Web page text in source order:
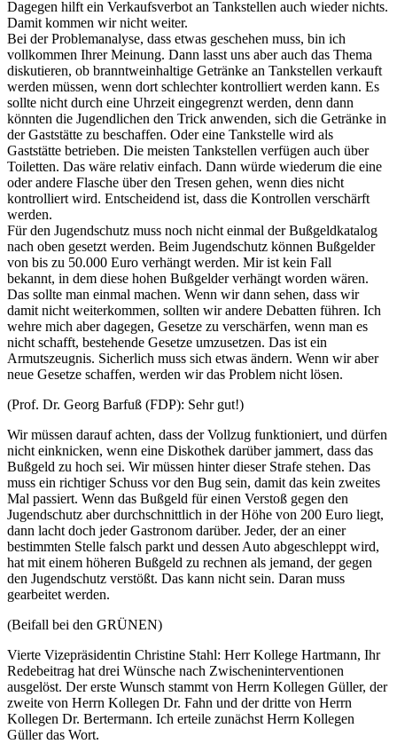
Dagegen hilft ein Verkaufsverbot an Tankstellen auch wieder nichts.
Damit kommen wir nicht weiter.
Bei der Problemanalyse, dass etwas geschehen muss, bin ich
vollkommen Ihrer Meinung. Dann lasst uns aber auch das Thema
diskutieren, ob branntweinhaltige Getränke an Tankstellen verkauft
werden müssen, wenn dort schlechter kontrolliert werden kann. Es
sollte nicht durch eine Uhrzeit eingegrenzt werden, denn dann
könnten die Jugendlichen den Trick anwenden, sich die Getränke in
der Gaststätte zu beschaffen. Oder eine Tankstelle wird als
Gaststätte betrieben. Die meisten Tankstellen verfügen auch über
Toiletten. Das wäre relativ einfach. Dann würde wiederum die eine
oder andere Flasche über den Tresen gehen, wenn dies nicht
kontrolliert wird. Entscheidend ist, dass die Kontrollen verschärft
werden.
Für den Jugendschutz muss noch nicht einmal der Bußgeldkatalog
nach oben gesetzt werden. Beim Jugendschutz können Bußgelder
von bis zu 50.000 Euro verhängt werden. Mir ist kein Fall
bekannt, in dem diese hohen Bußgelder verhängt worden wären.
Das sollte man einmal machen. Wenn wir dann sehen, dass wir
damit nicht weiterkommen, sollten wir andere Debatten führen. Ich
wehre mich aber dagegen, Gesetze zu verschärfen, wenn man es
nicht schafft, bestehende Gesetze umzusetzen. Das ist ein
Armutszeugnis. Sicherlich muss sich etwas ändern. Wenn wir aber
neue Gesetze schaffen, werden wir das Problem nicht lösen.
(Prof. Dr. Georg Barfuß (FDP): Sehr gut!)
Wir müssen darauf achten, dass der Vollzug funktioniert, und dürfen
nicht einknicken, wenn eine Diskothek darüber jammert, dass das
Bußgeld zu hoch sei. Wir müssen hinter dieser Strafe stehen. Das
muss ein richtiger Schuss vor den Bug sein, damit das kein zweites
Mal passiert. Wenn das Bußgeld für einen Verstoß gegen den
Jugendschutz aber durchschnittlich in der Höhe von 200 Euro liegt,
dann lacht doch jeder Gastronom darüber. Jeder, der an einer
bestimmten Stelle falsch parkt und dessen Auto abgeschleppt wird,
hat mit einem höheren Bußgeld zu rechnen als jemand, der gegen
den Jugendschutz verstößt. Das kann nicht sein. Daran muss
gearbeitet werden.
(Beifall bei den GRÜNEN)
Vierte Vizepräsidentin Christine Stahl: Herr Kollege Hartmann, Ihr
Redebeitrag hat drei Wünsche nach Zwischeninterventionen
ausgelöst. Der erste Wunsch stammt von Herrn Kollegen Güller, der
zweite von Herrn Kollegen Dr. Fahn und der dritte von Herrn
Kollegen Dr. Bertermann. Ich erteile zunächst Herrn Kollegen
Güller das Wort.